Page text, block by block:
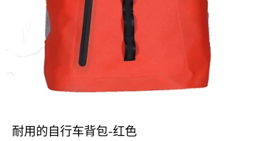
耐用的自行车背包-红色